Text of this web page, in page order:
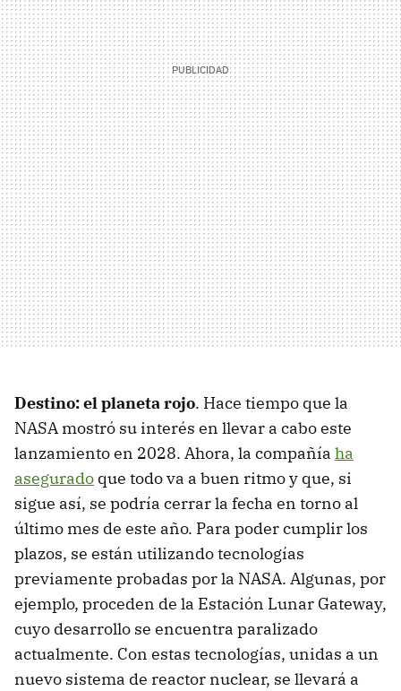
Destino: el planeta rojo. Hace tiempo que la
NASA mostró su interés en llevar a cabo este
lanzamiento en 2028. Ahora, la compañía ha
asegurado que todo va a buen ritmo y que, si
sigue así, se podría cerrar la fecha en torno al
último mes de este año. Para poder cumplir los
plazos, se están utilizando tecnologías
previamente probadas por la NASA. Algunas, por
ejemplo, proceden de la Estación Lunar Gateway,
cuyo desarrollo se encuentra paralizado
actualmente. Con estas tecnologías, unidas a un
nuevo sistema de reactor nuclear, se llevará a